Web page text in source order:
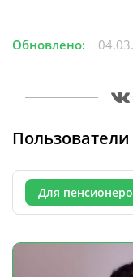
Обновлено:
Для